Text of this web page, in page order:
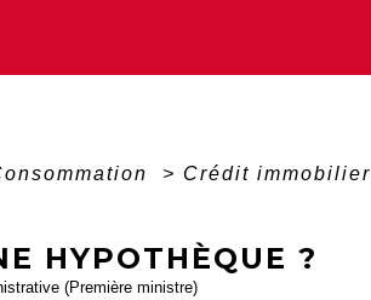
> Crédit immobilier
HYPOTHÈQUE ?
(Première ministre)